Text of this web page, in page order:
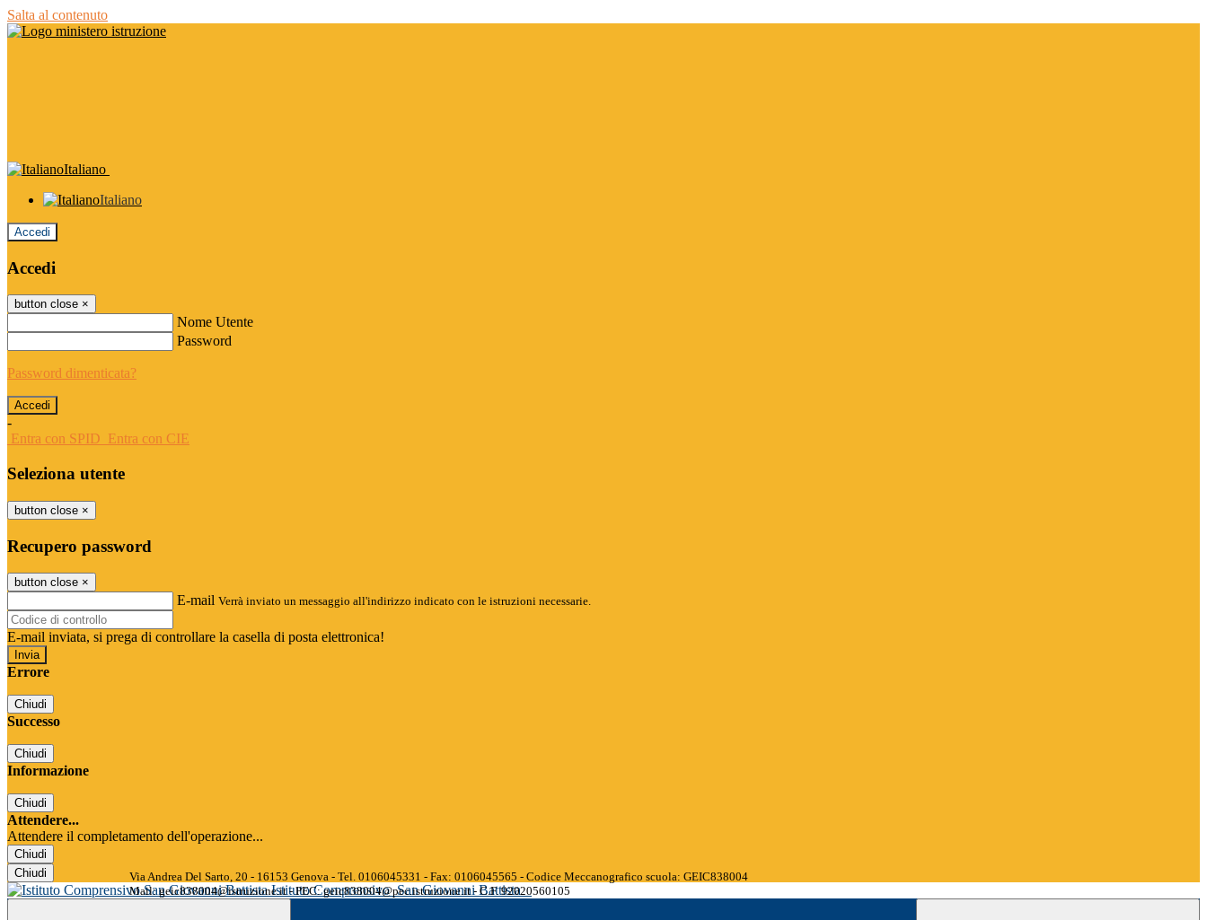
Salta al contenuto
Italiano
Italiano
Accedi
Accedi
button close ×
Nome Utente
Password
Password dimenticata?
-
Entra con SPID Entra con CIE
Seleziona utente
button close ×
Recupero password
button close ×
E-mail Verrà inviato un messaggio all'indirizzo indicato con le istruzioni necessarie.
E-mail inviata, si prega di controllare la casella di posta elettronica!
Errore
Chiudi
Successo
Chiudi
Informazione
Chiudi
Attendere...
Attendere il completamento dell'operazione...
Chiudi
Chiudi
Istituto Comprensivo San Giovanni Battista
Via Andrea Del Sarto, 20 - 16153 Genova - Tel. 0106045331 - Fax: 0106045565 - Codice Meccanografico scuola: GEIC838004
Mail: geic838004@istruzione.it - PEC: geic838004@pec.istruzione.it - C.F. 92020560105